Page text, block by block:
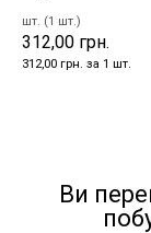
шт. (1 шт.)
312,00 грн.
312,00 грн. за 1 шт.
Ви